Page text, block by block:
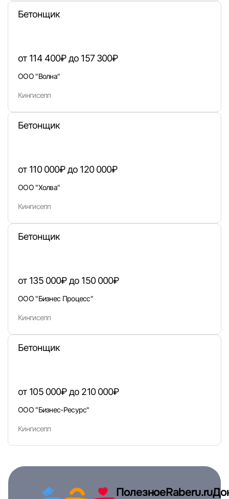
или любым удобным способом
Бетонщик
от 114 400₽ до 157 300₽
ООО "Волна"
Кингисепп
Бетонщик
от 110 000₽ до 120 000₽
ООО "Холва"
Кингисепп
Бетонщик
от 135 000₽ до 150 000₽
ООО "Бизнес Процесс"
Кингисепп
Бетонщик
от 105 000₽ до 210 000₽
ООО "Бизнес-Ресурс"
Кингисепп
ПолезноеRaberu.ru